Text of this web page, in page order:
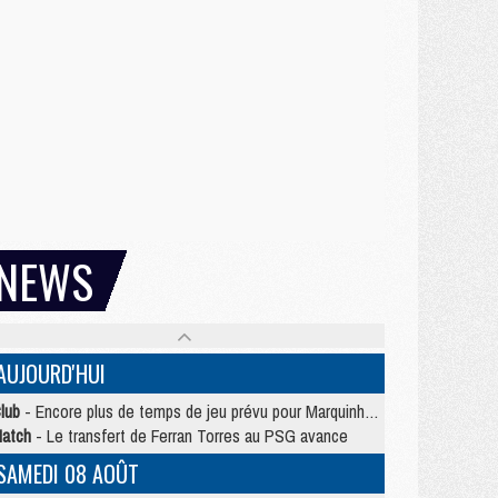
- Encore plus de temps de jeu prévu pour Marquinhos et les Portugais en Supercoupe
- Le transfert de Ferran Torres au PSG avance
08 AOÛT